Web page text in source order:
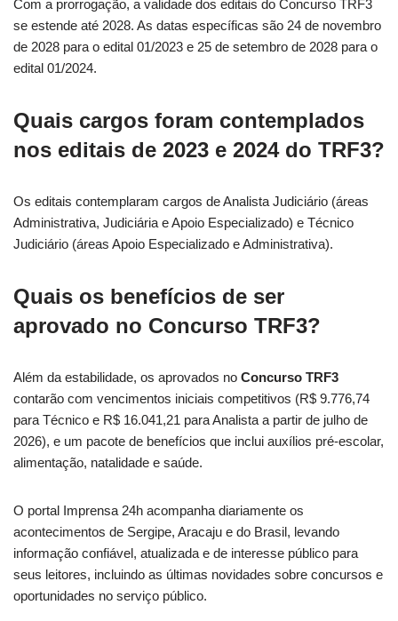
Com a prorrogação, a validade dos editais do Concurso TRF3
se estende até 2028. As datas específicas são 24 de novembro
de 2028 para o edital 01/2023 e 25 de setembro de 2028 para o
edital 01/2024.
Quais cargos foram contemplados
nos editais de 2023 e 2024 do TRF3?
Os editais contemplaram cargos de Analista Judiciário (áreas
Administrativa, Judiciária e Apoio Especializado) e Técnico
Judiciário (áreas Apoio Especializado e Administrativa).
Quais os benefícios de ser
aprovado no Concurso TRF3?
Além da estabilidade, os aprovados no Concurso TRF3
contarão com vencimentos iniciais competitivos (R$ 9.776,74
para Técnico e R$ 16.041,21 para Analista a partir de julho de
2026), e um pacote de benefícios que inclui auxílios pré-escolar,
alimentação, natalidade e saúde.
O portal Imprensa 24h acompanha diariamente os
acontecimentos de Sergipe, Aracaju e do Brasil, levando
informação confiável, atualizada e de interesse público para
seus leitores, incluindo as últimas novidades sobre concursos e
oportunidades no serviço público.